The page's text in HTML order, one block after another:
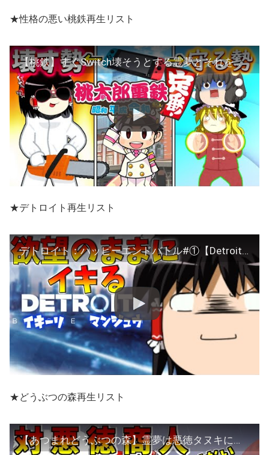
★性格の悪い桃鉄再生リスト
【桃鉄】すぐSwitch壊そうとする霊夢とそれを阻止する魔理沙たちの桃鉄！【ゆっくり実況：桃太郎電鉄 〜昭和 平成 令和も定番!〜】
★デトロイト再生リスト
デトロイト：ハッピーエンドバトル#①【Detroit：ゆっくり実況】
★どうぶつの森再生リスト
【あつまれどうぶつの森】霊夢は悪徳タヌキにしてやられたのでその部下を人質にする【ゆっくり実況】